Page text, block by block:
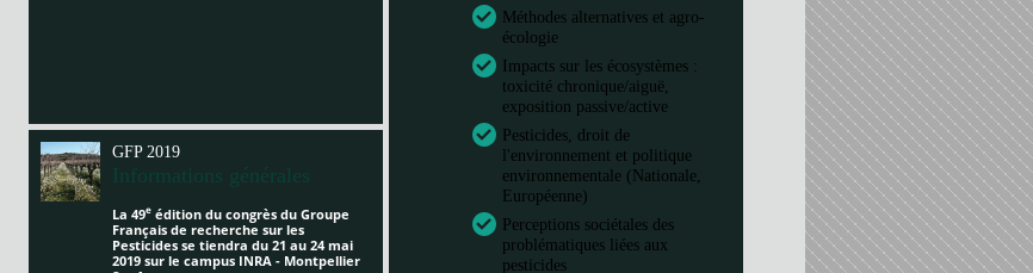
Méthodes alternatives et agro-
écologie
Impacts sur les écosystèmes :
toxicité chronique/aiguë,
exposition passive/active
Pesticides, droit de
l'environnement et politique
environnementale (Nationale,
Européenne)
Perceptions sociétales des
problématiques liées aux
pesticides
GFP 2019
Informations générales
La 49e édition du congrès du Groupe
Français de recherche sur les
Pesticides se tiendra du 21 au 24 mai
2019 sur le campus INRA - Montpellier